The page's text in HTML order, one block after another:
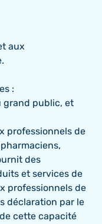
aux
:
grand public, et
professionnels de
des
et services de
professionnels de
déclaration par le
cette capacité